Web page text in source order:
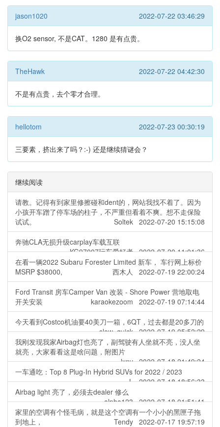
jason1020 2022-07-22 03:46:29
换O2 sensor, 不是CAT。1280 是有点贵。
TheHawk 2022-07-22 04:42:30
不是有点贵，去个零才合理。
hellotom 2022-07-23 00:30:19
三要素，挤出来了吗？:-) 还是继续猜谜会？
继续阅读
请教。记得有到家里修擦碰和dent的，网站我找不着了。因为
小孩开车蹭了停车场的柱子，不严重但看着不爽。想不走保险
试试。
Soltek 2022-07-20 15:15:08
奔驰CLA无损升级carplay车载互联
KG97007玩车爱好者 2022-07-20 11:01:36
在看一辆2022 Subaru Forester Limited 新车， 车行网上标价
MSRP $38000,
西木人 2022-07-19 22:00:24
Ford Transit 房车Camper Van 改装 - Shore Power 营地取电
开关安装
karaokezoom 2022-07-19 07:14:44
今天看到Costco机油要40美刀一箱，6QT，过去都是20多刀的
slow_quick 2022-07-19 05:52:29
我刚发现我家Airbag灯也亮了，副驾驶有人坐就不亮，没人坐
就亮，大家看看这是啥问题，附图片
lxny 2022-07-18 21:49:24
一车通吃：Top 8 Plug-In Hybrid SUVs for 2022 / 2023
L 2022-07-18 18:56:33
Airbag light 亮了，必须去dealer 修么
alpha123 2022-07-18 01:51:41
家里的空调有个怪毛病，就是这个空调有一个小小的黑匣子拖
到地上，
Tendy 2022-07-17 19:57:19